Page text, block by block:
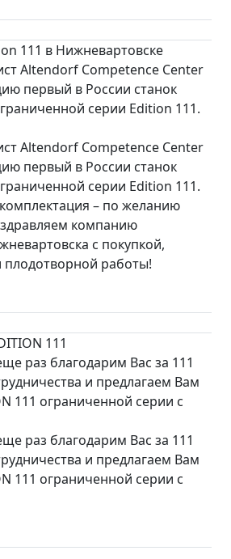
111 в Нижневартовске
Altendorf Competence Center
первый в России станок
серии Edition 111.
Altendorf Competence Center
первый в России станок
серии Edition 111.
– по желанию
компанию
с покупкой,
плодотворной работы!
111
раз благодарим Вас за 111
и предлагаем Вам
111 ограниченной серии с
раз благодарим Вас за 111
и предлагаем Вам
111 ограниченной серии с